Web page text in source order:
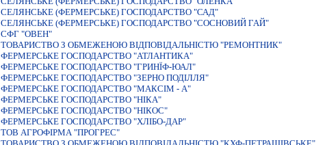
СЕЛЯНСЬКЕ (ФЕРМЕРСЬКЕ) ГОСПОДАРСТВО "САД"
СЕЛЯНСЬКЕ (ФЕРМЕРСЬКЕ) ГОСПОДАРСТВО "СОСНОВИЙ ГАЙ"
СФГ "ОВЕН"
ТОВАРИСТВО З ОБМЕЖЕНОЮ ВІДПОВІДАЛЬНІСТЮ "РЕМОНТНИК"
ФЕРМЕРСЬКЕ ГОСПОДАРСТВО "АТЛАНТИКА"
ФЕРМЕРСЬКЕ ГОСПОДАРСТВО "ГРИНЇФ-ЮАЛ"
ФЕРМЕРСЬКЕ ГОСПОДАРСТВО "ЗЕРНО ПОДIЛЛЯ"
ФЕРМЕРСЬКЕ ГОСПОДАРСТВО "МАКСIМ - А"
ФЕРМЕРСЬКЕ ГОСПОДАРСТВО "НIКА"
ФЕРМЕРСЬКЕ ГОСПОДАРСТВО "НIКОС"
ФЕРМЕРСЬКЕ ГОСПОДАРСТВО "ХЛІБО-ДАР"
ТОВ АГРОФІРМА "ПРОГРЕС"